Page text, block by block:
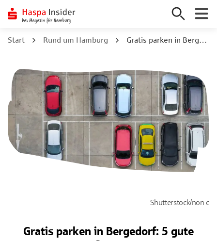
Inhalt
Start Rund um Hamburg Gratis parken in Bergedorf: 5 gute Spots
Shutterstock/non c
Gratis parken in Bergedorf: 5 gute